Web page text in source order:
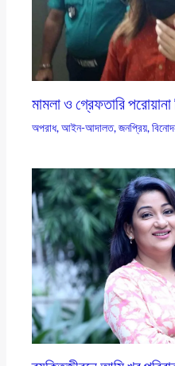
মামলা ও গ্রেফতারি
অপরাধ,আইন-আদালত,জনপ্রিয়,